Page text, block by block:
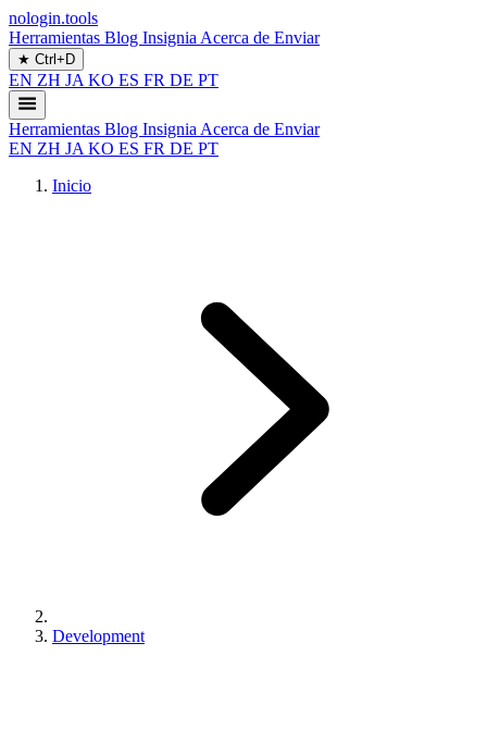
nologin.tools
Herramientas Blog Insignia Acerca de Enviar
★ Ctrl+D
EN ZH JA KO ES FR DE PT
Herramientas Blog Insignia Acerca de Enviar
EN ZH JA KO ES FR DE PT
Inicio
Development